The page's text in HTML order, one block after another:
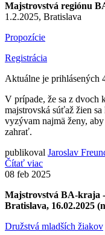
Majstrovstvá regiónu
1.2.2025, Bratislava
Propozície
Registrácia
Aktuálne je prihlásených
V prípade, že sa z dvoch
majstrovská súťaž žien
vyzývam najmä ženy,
zahrať.
publikoval Jaroslav
Čítať viac
08 feb 2025
Majstrovstvá BA-kraja
Bratislava, 16.02.2025
Družstvá mladších žiakov